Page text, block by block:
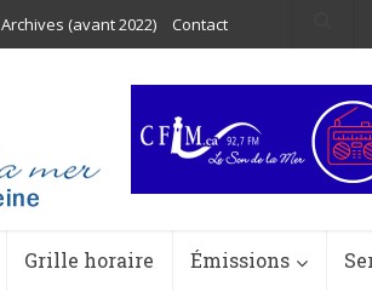
Archives (avant 2022) Contact
Grille horaire Émissions